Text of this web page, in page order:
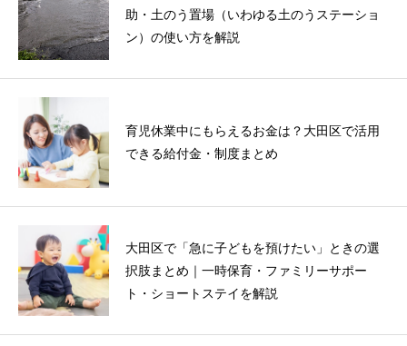
助・土のう置場（いわゆる土のうステーショ
ン）の使い方を解説
育児休業中にもらえるお金は？大田区で活用
できる給付金・制度まとめ
大田区で「急に子どもを預けたい」ときの選
択肢まとめ｜一時保育・ファミリーサポー
ト・ショートステイを解説